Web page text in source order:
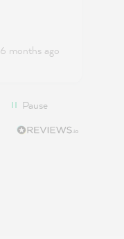
6 months ago
Pause